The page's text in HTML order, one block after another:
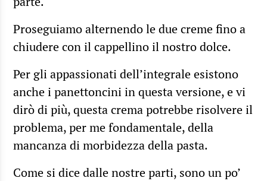
Proseguiamo alternendo le due creme fino a
chiudere con il cappellino il nostro dolce.
Per gli appassionati dell’integrale esistono
anche i panettoncini in questa versione, e vi
dirò di più, questa crema potrebbe risolvere il
problema, per me fondamentale, della
mancanza di morbidezza della pasta.
Come si dice dalle nostre parti, sono un po’